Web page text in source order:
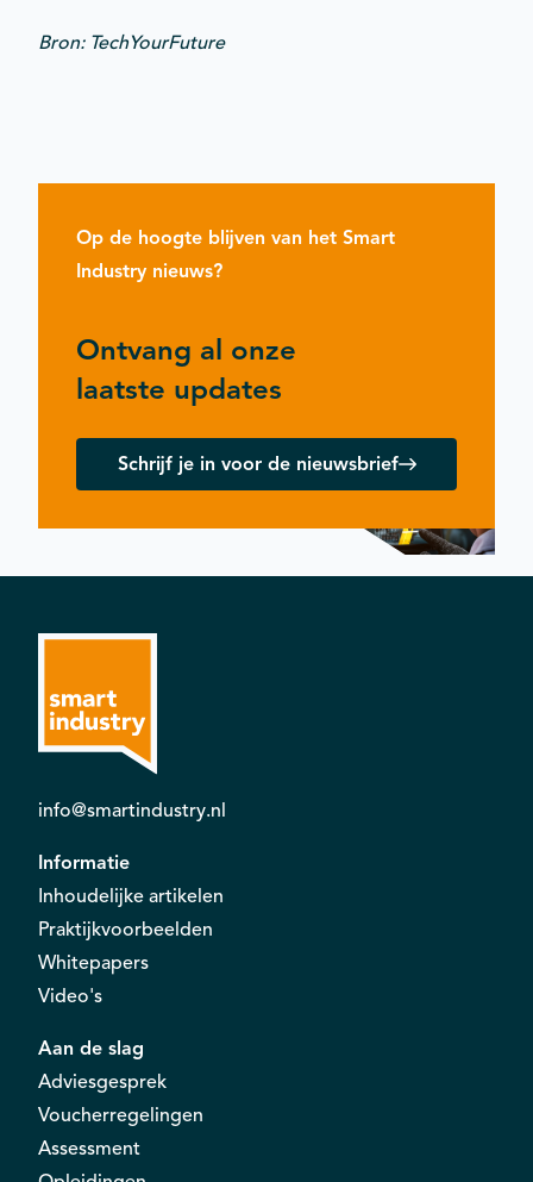
Bron: TechYourFuture
Op de hoogte blijven van het Smart
Industry nieuws?
Ontvang al onze
laatste updates
Schrijf je in voor de nieuwsbrief
info@smartindustry.nl
Informatie
Inhoudelijke artikelen
Praktijkvoorbeelden
Whitepapers
Video's
Aan de slag
Adviesgesprek
Voucherregelingen
Assessment